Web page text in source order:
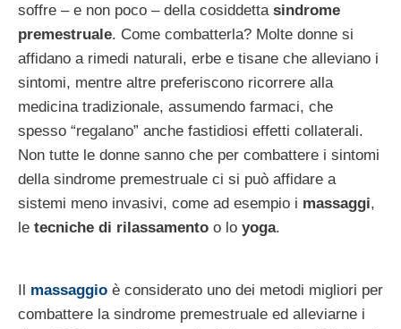
soffre – e non poco – della cosiddetta sindrome
premestruale. Come combatterla? Molte donne si
affidano a rimedi naturali, erbe e tisane che alleviano i
sintomi, mentre altre preferiscono ricorrere alla
medicina tradizionale, assumendo farmaci, che
spesso “regalano” anche fastidiosi effetti collaterali.
Non tutte le donne sanno che per combattere i sintomi
della sindrome premestruale ci si può affidare a
sistemi meno invasivi, come ad esempio i massaggi,
le tecniche di rilassamento o lo yoga.
Il massaggio è considerato uno dei metodi migliori per
combattere la sindrome premestruale ed alleviarne i